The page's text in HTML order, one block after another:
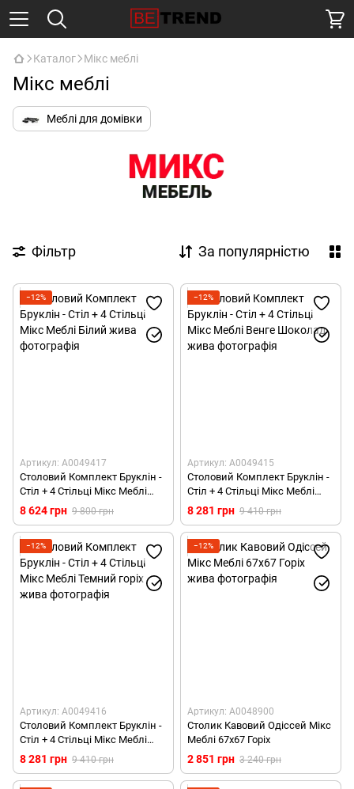
Каталог Мікс меблі
Мікс меблі
Меблі для домівки
Фільтр За популярністю
−12%
Артикул: А0049417
Столовий Комплект Бруклін -
Стіл + 4 Стільці Мікс Меблі
Білий
8 624 грн 9 800 грн
−12%
Артикул: А0049415
Столовий Комплект Бруклін -
Стіл + 4 Стільці Мікс Меблі
Венге Шоколад
8 281 грн 9 410 грн
−12%
Артикул: А0049416
Столовий Комплект Бруклін -
Стіл + 4 Стільці Мікс Меблі
Темний горіх
8 281 грн 9 410 грн
−12%
Артикул: А0048900
Столик Кавовий Одіссей Мікс
Меблі 67х67 Горіх
2 851 грн 3 240 грн